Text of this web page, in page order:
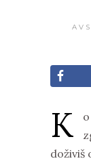
K
doživiš